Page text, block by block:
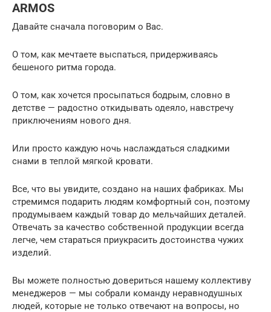
ARMOS
Давайте сначала поговорим о Вас.
О том, как мечтаете выспаться, придерживаясь
бешеного ритма города.
О том, как хочется просыпаться бодрым, словно в
детстве — радостно откидывать одеяло, навстречу
приключениям нового дня.
Или просто каждую ночь наслаждаться сладкими
снами в теплой мягкой кровати.
Все, что вы увидите, создано на наших фабриках. Мы
стремимся подарить людям комфортный сон, поэтому
продумываем каждый товар до мельчайших деталей.
Отвечать за качество собственной продукции всегда
легче, чем стараться приукрасить достоинства чужих
изделий.
Вы можете полностью довериться нашему коллективу
менеджеров — мы собрали команду неравнодушных
людей, которые не только отвечают на вопросы, но